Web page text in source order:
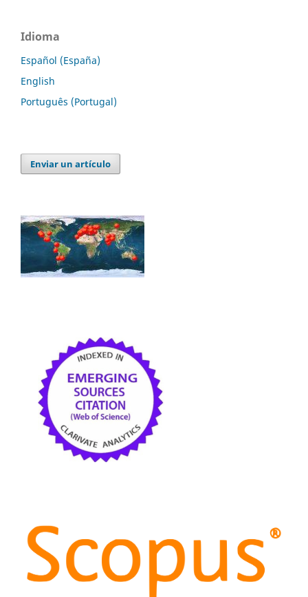
Idioma
Español (España)
English
Português (Portugal)
Enviar un artículo